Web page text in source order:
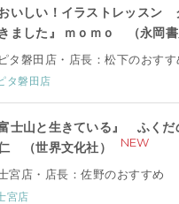
おいしい！イラストレッスン
ました』 ｍｏｍｏ （永岡書
タ磐田店・店長：松下のおすす
タ磐田店
富士山と生きている』 ふくだ
（世界文化社）
NEW
宮店・店長：佐野のおすすめ
宮店